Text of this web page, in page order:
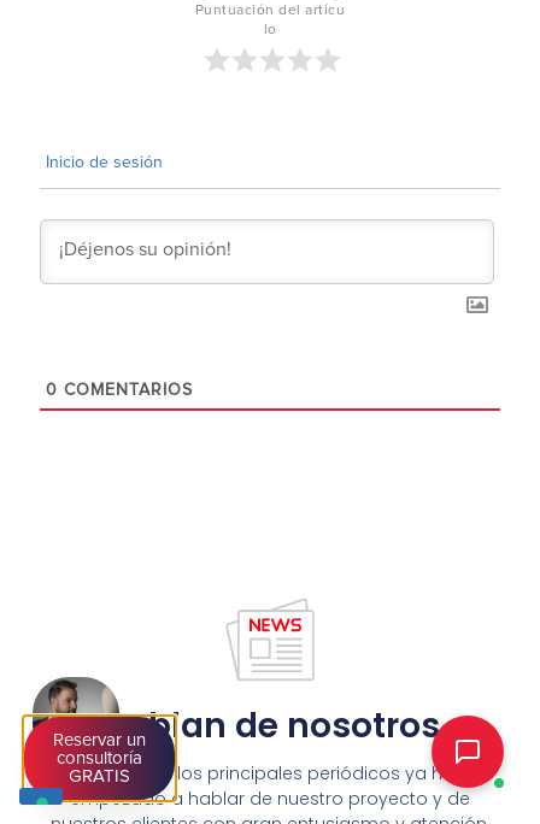
Puntuación del artícu
lo
Inicio de sesión
0 COMENTARIOS
Hablan de nosotros
Algunos de los principales periódicos ya han
empezado a hablar de nuestro proyecto y de
Reservar un
consultoría
GRATIS